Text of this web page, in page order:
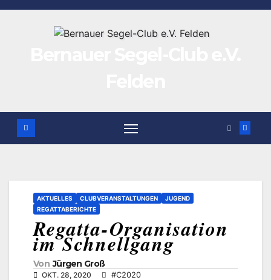
AKTUELLES CLUBVERANSTALTUNGEN
JUGEND
REGATTABERICHTE
Regatta-Organisation
im Schnellgang
Von Jürgen Groß
OKT. 28, 2020 #C2020